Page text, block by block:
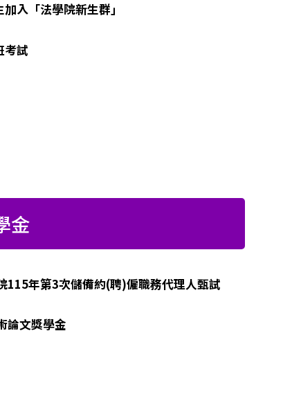
入「法學院新生群」
考試
金
115年第3次儲備約(聘)僱職務代理人甄試
論文獎學金